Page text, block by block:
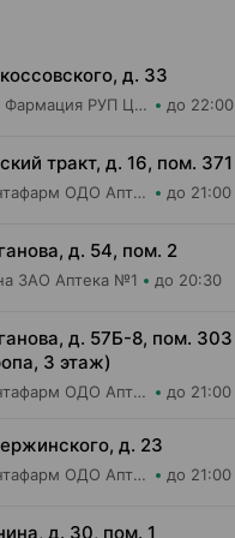
д. 33
Минская Фармация РУП Центральная районная аптека №182 до 22:00
тракт, д. 16, пом. 371
Доминантафарм ОДО Аптека №2 до 21:00
д. 54, пом. 2
ЗАО Аптека №1 до 20:30
д. 57Б-8, пом. 303
3 этаж)
Доминантафарм ОДО Аптека №37 до 21:00
д. 23
Доминантафарм ОДО Аптека №32 до 21:00
д. 30, пом. 1